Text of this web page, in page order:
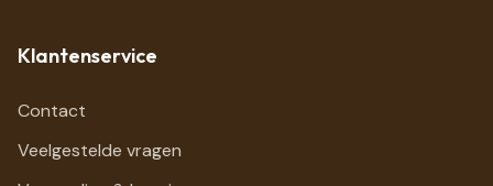
Klantenservice
Contact
Veelgestelde vragen